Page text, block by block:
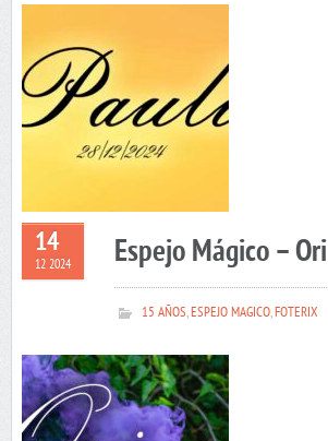
14
12 2024 Espejo Mágico – Ori
15 AÑOS,ESPEJO MAGICO,FOTERIX